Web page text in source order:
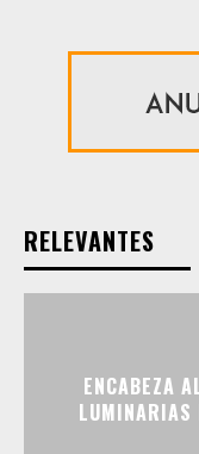
RELEVANTES
ENCABEZA
LUMINARIAS